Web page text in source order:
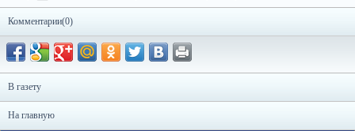
Комментарии(0)
В газету
На главную